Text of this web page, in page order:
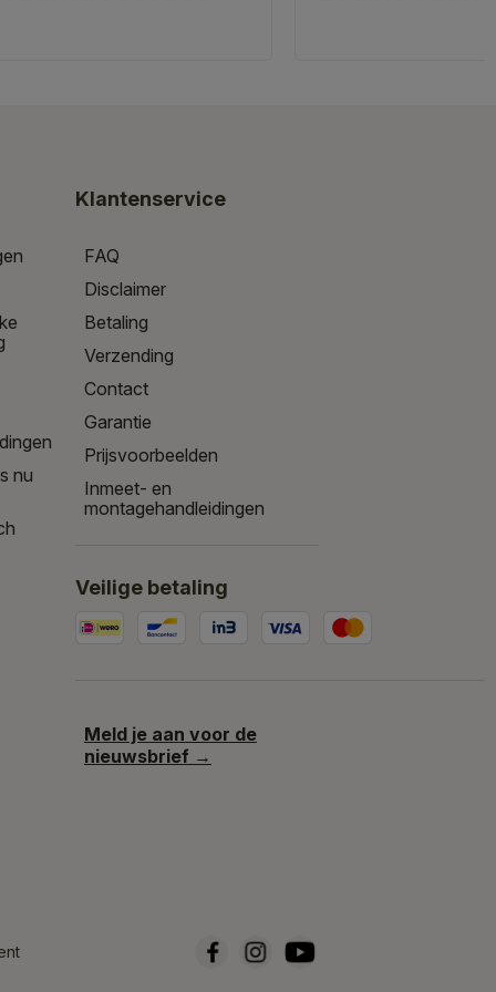
nu
Klantenservice
FAQ
Disclaimer
Betaling
Verzending
Contact
Garantie
Prijsvoorbeelden
Inmeet- en
montagehandleidingen
Veilige betaling
Meld je aan voor de
nieuwsbrief →